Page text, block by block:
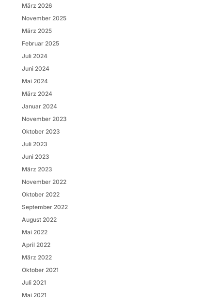
März 2026
November 2025
März 2025
Februar 2025
Juli 2024
Juni 2024
Mai 2024
März 2024
Januar 2024
November 2023
Oktober 2023
Juli 2023
Juni 2023
März 2023
November 2022
Oktober 2022
September 2022
August 2022
Mai 2022
April 2022
März 2022
Oktober 2021
Juli 2021
Mai 2021